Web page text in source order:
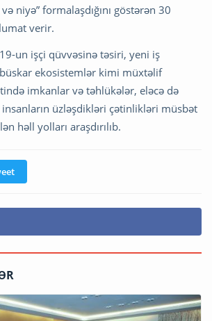
niyə” formalaşdığını göstərən 30
verir.
un işçi qüvvəsinə təsiri, yeni iş
ekosistemlər kimi müxtəlif
imkanlar və təhlükələr, eləcə də
üzləşdikləri çətinlikləri müsbət
həll yolları araşdırılıb.